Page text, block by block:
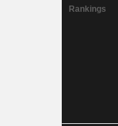
Rankings